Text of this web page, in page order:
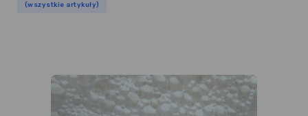
(wszystkie artykuły)